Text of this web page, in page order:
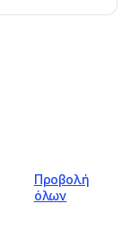
Προβολή
όλων